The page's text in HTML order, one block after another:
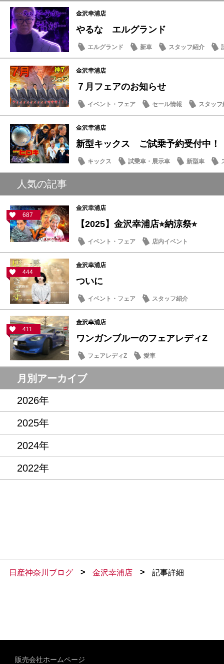
金沢幸浦店
やるな エルグランド
エルグランド 新車 スタッフ紹介
金沢幸浦店
７月フェアのお知らせ
イベント・フェア セール情報 スタッ
金沢幸浦店
新型キックス ご試乗予約受付中！
キックス 試乗車・展示車 新型車
人気の記事
687
金沢幸浦店
【2025】金沢幸浦店⭐︎納涼祭⭐︎
イベント・フェア 店内イベント
444
金沢幸浦店
ついに
イベント・フェア スタッフ紹介
411
金沢幸浦店
ワンガンブルーのフェアレディZ
フェアレディZ 愛車
月別アーカイブ
2026年
2025年
2024年
2022年
日産神奈川ブログ > 金沢幸浦店 > 記事詳細
販売会社ホームページ